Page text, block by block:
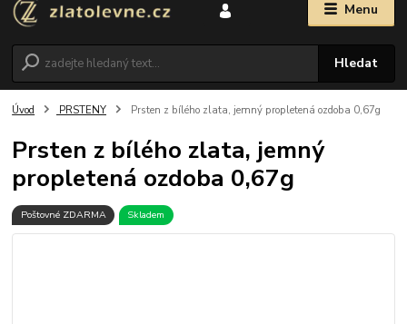
Menu
Hledat
Úvod PRSTENY Prsten z bílého zlata, jemný propletená ozdoba 0,67g
Prsten z bílého zlata, jemný
propletená ozdoba 0,67g
Poštovné ZDARMA Skladem